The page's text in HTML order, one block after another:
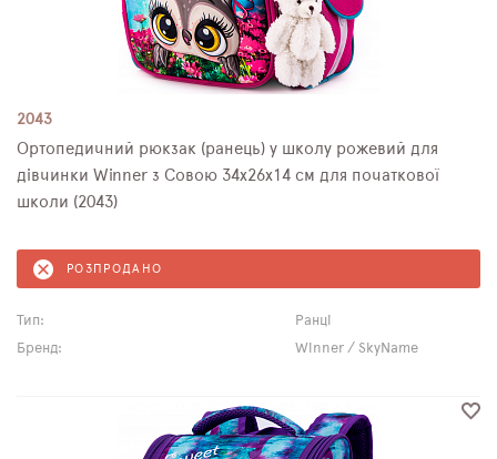
2043
Ортопедичний рюкзак (ранець) у школу рожевий для
дівчинки Winner з Совою 34х26х14 см для початкової
школи (2043)
РОЗПРОДАНО
Тип:
Ранці
Бренд:
Winner / SkyName